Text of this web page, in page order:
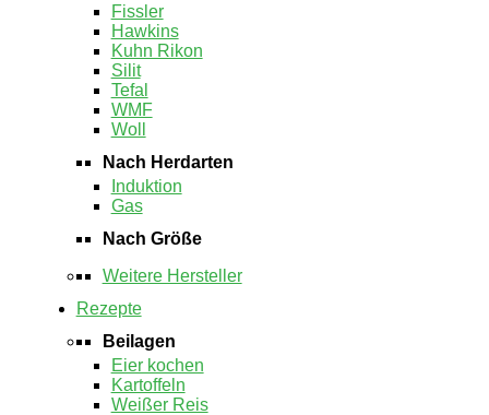
Fissler
Hawkins
Kuhn Rikon
Silit
Tefal
WMF
Woll
Nach Herdarten
Induktion
Gas
Nach Größe
Weitere Hersteller
Rezepte
Beilagen
Eier kochen
Kartoffeln
Weißer Reis